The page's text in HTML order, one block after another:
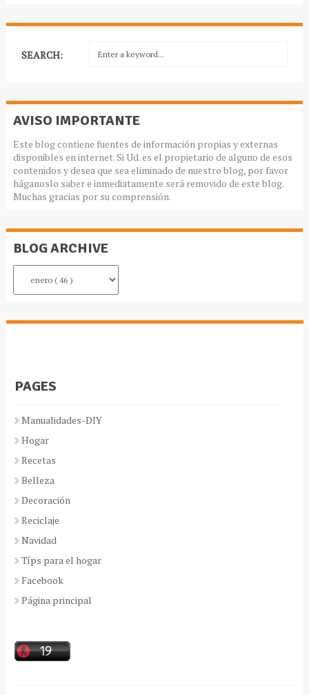
SEARCH:
AVISO IMPORTANTE
Este blog contiene fuentes de información propias y externas
disponibles en internet. Si Ud. es el propietario de alguno de esos
contenidos y desea que sea eliminado de nuestro blog, por favor
háganoslo saber e inmediatamente será removido de este blog.
Muchas gracias por su comprensión.
BLOG ARCHIVE
PAGES
Manualidades-DIY
Hogar
Recetas
Belleza
Decoración
Reciclaje
Navidad
Típs para el hogar
Facebook
Página principal